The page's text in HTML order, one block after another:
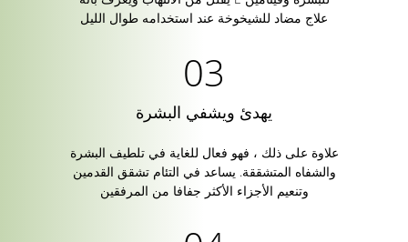
علاج مضاد للشيخوخة عند استخدامه طوال الليل
يهدئ ويشفي البشرة
علاوة على ذلك ، فهو فعال للغاية في تلطيف البشرة
والشفاه المتشققة. يساعد في التئام تشقق القدمين
وتنعيم الأجزاء الأكثر جفافا من المرفقين